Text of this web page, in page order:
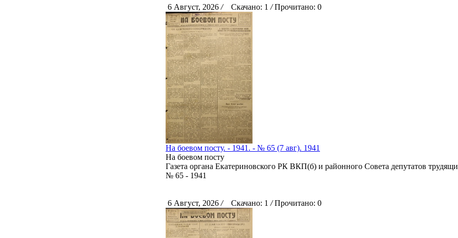
6 Август, 2026 /Скачано: 1 /Прочитано: 0
На боевом посту. - 1941. - № 65 (7 авг). 1941
На боевом посту
Газета органа Екатериновского РК ВКП(б) и районного Совета депутатов
№ 65 - 1941
6 Август, 2026 /Скачано: 1 /Прочитано: 0